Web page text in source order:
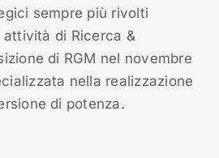
sempre più rivolti
attività di Ricerca &
di RGM nel novembre
nella realizzazione
di potenza.